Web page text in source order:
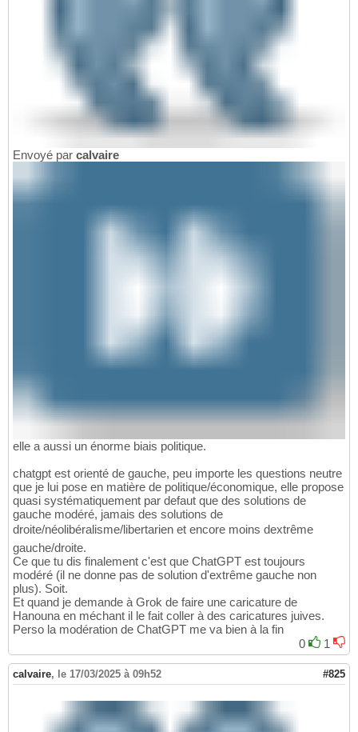
Envoyé par calvaire
elle a aussi un énorme biais politique.
chatgpt est orienté de gauche, peu importe les questions neutre
que je lui pose en matière de politique/économique, elle propose
quasi systématiquement par defaut que des solutions de
gauche modéré, jamais des solutions de
droite/néolibéralisme/libertarien et encore moins dextrême
gauche/droite.
Ce que tu dis finalement c'est que ChatGPT est toujours
modéré (il ne donne pas de solution d'extrême gauche non
plus). Soit.
Et quand je demande à Grok de faire une caricature de
Hanouna en méchant il le fait coller à des caricatures juives.
Perso la modération de ChatGPT me va bien à la fin
0
1
calvaire, le 17/03/2025 à 09h52 #825